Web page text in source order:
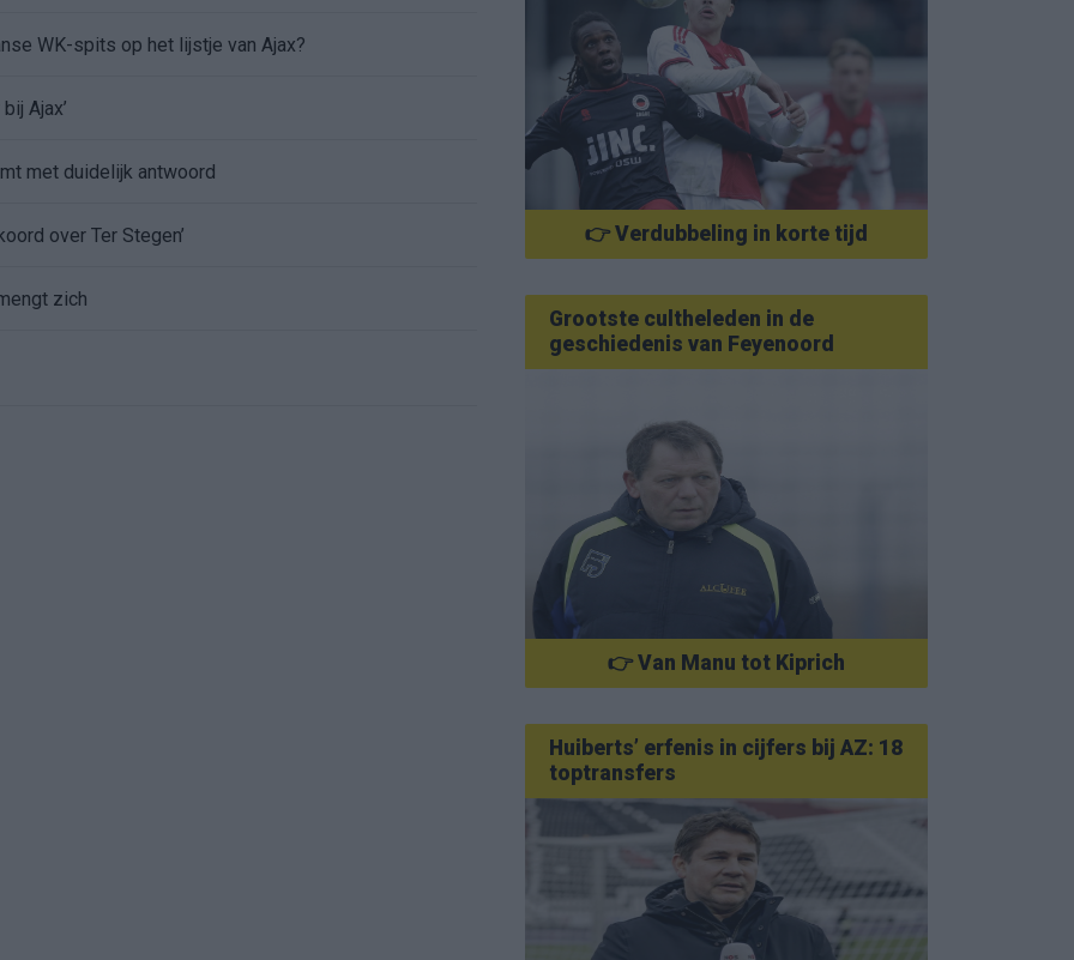
WK-spits op het lijstje van Ajax?
Ajax’
met duidelijk antwoord
over Ter Stegen’
zich
👉 Verdubbeling in korte tijd
Grootste cultheleden in de
geschiedenis van Feyenoord
👉 Van Manu tot Kiprich
Huiberts’ erfenis in cijfers bij AZ: 18
toptransfers